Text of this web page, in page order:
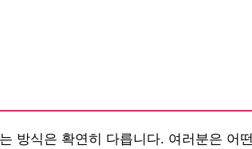
방식은 확연히 다릅니다. 여러분은 어떤